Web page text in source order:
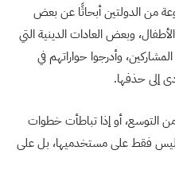
من الدولتين أبحاثًا عن بعض
وبعض العادات الدينية التي
وأدرجوا حواراتهم في
إلى حذفها.
من التوسع، أو إذا تباطأت خطوات
فقط على مستخدميها، بل على